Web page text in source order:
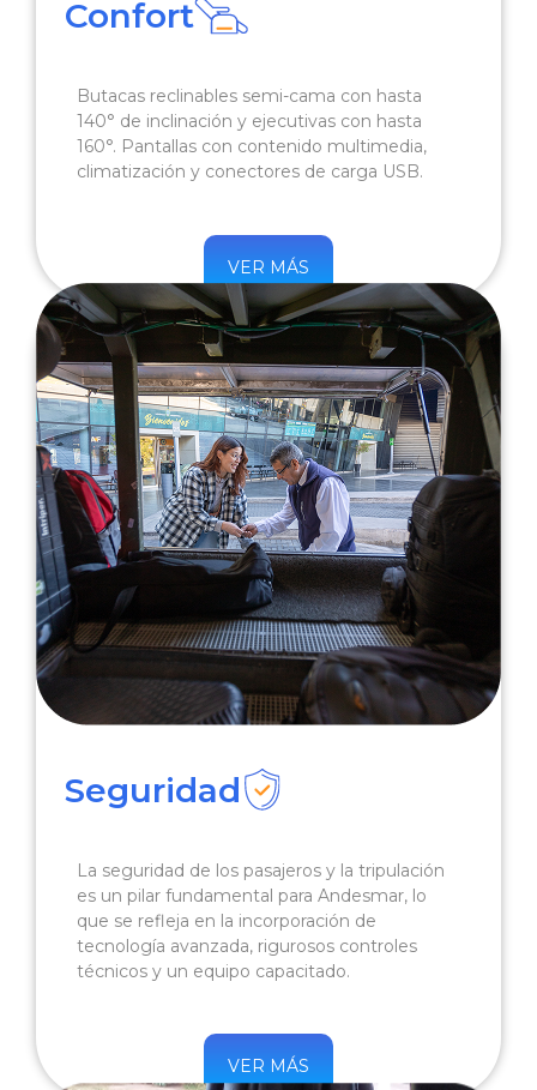
Confort
Butacas reclinables semi-cama con hasta
140° de inclinación y ejecutivas con hasta
160°. Pantallas con contenido multimedia,
climatización y conectores de carga USB.
VER MÁS
Seguridad
La seguridad de los pasajeros y la tripulación
es un pilar fundamental para Andesmar, lo
que se refleja en la incorporación de
tecnología avanzada, rigurosos controles
técnicos y un equipo capacitado.
VER MÁS